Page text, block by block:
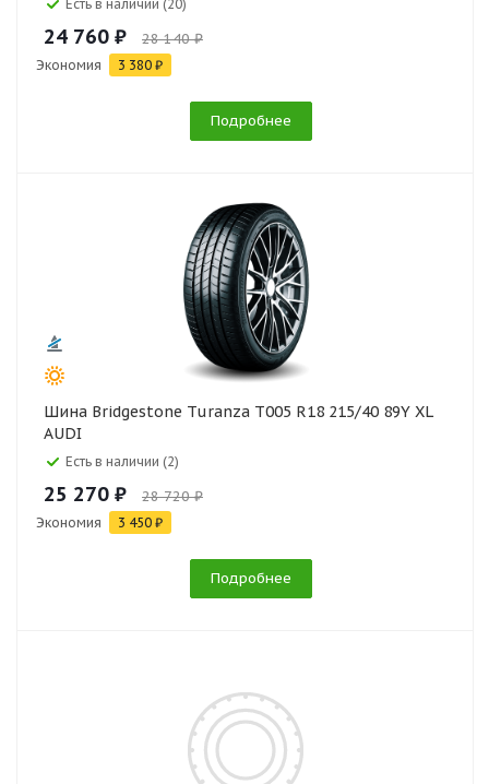
Есть в наличии (20)
24 760 ₽ 28 140 ₽
Экономия 3 380 ₽
Подробнее
Шина Bridgestone Turanza T005 R18 215/40 89Y XL
AUDI
Есть в наличии (2)
25 270 ₽ 28 720 ₽
Экономия 3 450 ₽
Подробнее